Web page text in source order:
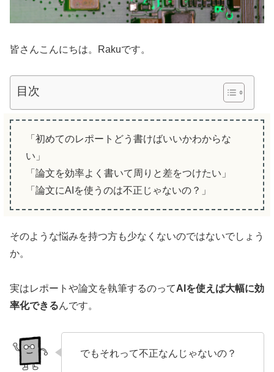
皆さんこんにちは。Rakuです。
目次
「初めてのレポートどう書けばいいかわからな
い」
「論文を効率よく書いて周りと差をつけたい」
「論文にAIを使うのは不正じゃないの？」
そのような悩みを持つ方も少なくないのではないでしょう
か。
実はレポートや論文を執筆するのってAIを使えば大幅に効
率化できるんです。
でもそれって不正なんじゃないの？